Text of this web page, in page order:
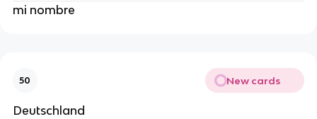
mi nombre
50 New cards
Deutschland